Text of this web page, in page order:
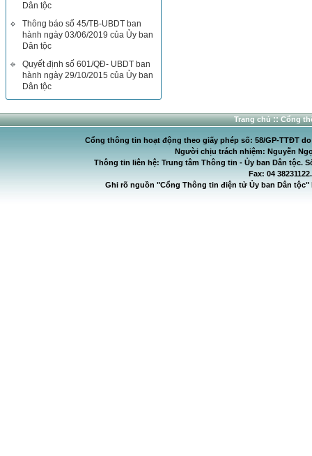
Dân tộc
Thông báo số 45/TB-UBDT ban
hành ngày 03/06/2019 của Ủy ban
Dân tộc
Quyết định số 601/QĐ- UBDT ban
hành ngày 29/10/2015 của Ủy ban
Dân tộc
Trang chủ:: Cổng
Cổng thông tin hoạt động theo giấy phép số: 58/GP-TTĐT
Người chịu trách nhiệm: Nguyễn
Thông tin liên hệ: Trung tâm Thông tin - Ủy ban Dân tộc.
Fax: 04
Ghi rõ nguồn "Cổng Thông tin điện tử Ủy ban Dân